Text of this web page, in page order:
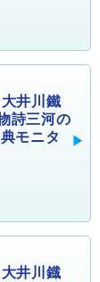
井川鐵
詩三河の
モニタ
井川鐡